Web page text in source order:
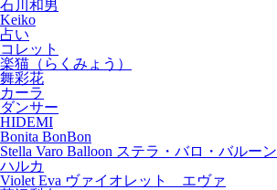
石川和男
Keiko
占い
コレット
楽猫（らくみょう）
舞彩花
カーラ
ダンサー
HIDEMI
Bonita BonBon
Stella Varo Balloon ステラ・バロ・バルーン
ハルカ
Violet Eva ヴァイオレット エヴァ